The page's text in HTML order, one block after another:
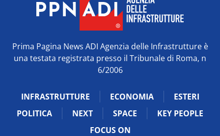
Prima Pagina News ADI Agenzia delle Infrastrutture è
una testata registrata presso il Tribunale di Roma, n
6/2006
INFRASTRUTTURE ECONOMIA
ESTERI
POLITICA
NEXT SPACE
KEY PEOPLE
FOCUS ON